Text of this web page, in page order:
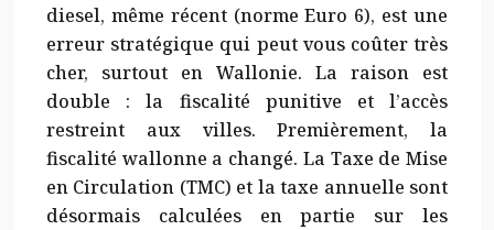
diesel, même récent (norme Euro 6), est une
erreur stratégique qui peut vous coûter très
cher, surtout en Wallonie. La raison est
double : la fiscalité punitive et l’accès
restreint aux villes. Premièrement, la
fiscalité wallonne a changé. La Taxe de Mise
en Circulation (TMC) et la taxe annuelle sont
désormais calculées en partie sur les